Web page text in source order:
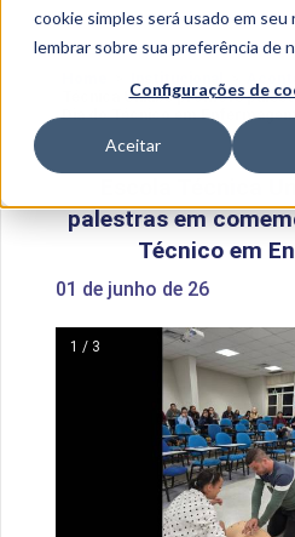
cookie simples será usado em seu
lembrar sobre sua preferência de
Configurações de
Aceitar
Técnica Uniube promove
Dia do Técnico em
palestras em
Técnico em
01 de junho de 26
1 / 3